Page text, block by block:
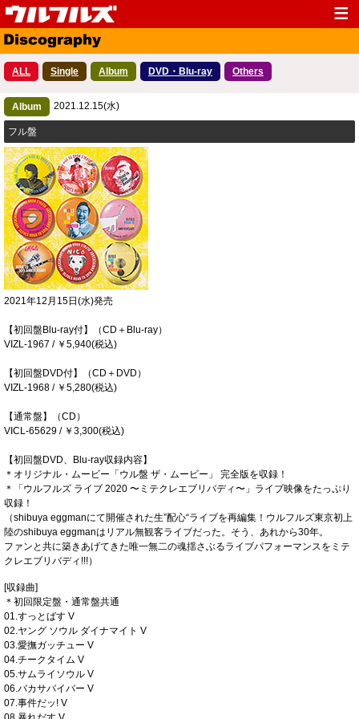
Top
Media Live
Profile
Fanclub
Contact
ALL Single Album DVD・Blu-ray Others
Album 2021.12.15(水)
フル盤
2021年12月15日(水)発売
【初回盤Blu-ray付】（CD＋Blu-ray）
VIZL-1967 / ￥5,940(税込)
【初回盤DVD付】（CD＋DVD）
VIZL-1968 / ￥5,280(税込)
【通常盤】（CD）
VICL-65629 / ￥3,300(税込)
【初回盤DVD、Blu-ray収録内容】
＊オリジナル・ムービー「ウル盤 ザ・ムービー」 完全版を収録！
＊「ウルフルズ ライブ 2020 〜ミテクレエブリバディ〜」ライブ映像をたっぷり
収録！
（shibuya eggmanにて開催された生”配心“ライブを再編集！ウルフルズ東京初上
陸のshibuya eggmanはリアル無観客ライブだった。そう、あれから30年。
ファンと共に築きあげてきた唯一無二の魂揺さぶるライブパフォーマンスをミテ
クレエブリバディ!!!）
[収録曲]
＊初回限定盤・通常盤共通
01.すっとばす V
02.ヤング ソウル ダイナマイト V
03.愛撫ガッチュー V
04.チークタイム V
05.サムライソウル V
06.バカサバイバー V
07.事件だッ! V